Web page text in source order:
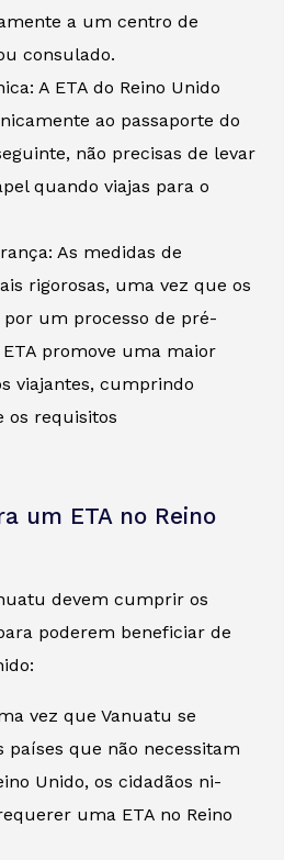
a um centro de
consulado.
A ETA do Reino Unido
ao passaporte do
não precisas de levar
quando viajas para o
As medidas de
rigorosas, uma vez que os
por um processo de pré-
promove uma maior
viajantes, cumprindo
os requisitos
um ETA no Reino
devem cumprir os
poderem beneficiar de
vez que Vanuatu se
países que não necessitam
Unido, os cidadãos ni-
uma ETA no Reino